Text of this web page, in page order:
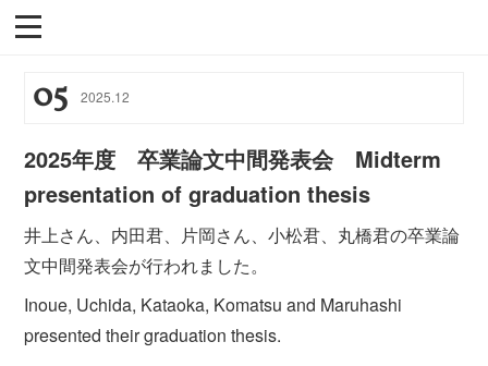
05 2025.12
2025年度 卒業論文中間発表会 Midterm
presentation of graduation thesis
井上さん、内田君、片岡さん、小松君、丸橋君の卒業論
文中間発表会が行われました。
Inoue, Uchida, Kataoka, Komatsu and Maruhashi
presented their graduation thesis.